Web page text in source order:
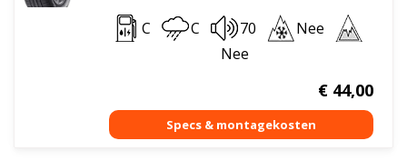
C C 70
Nee
Nee
€44,00